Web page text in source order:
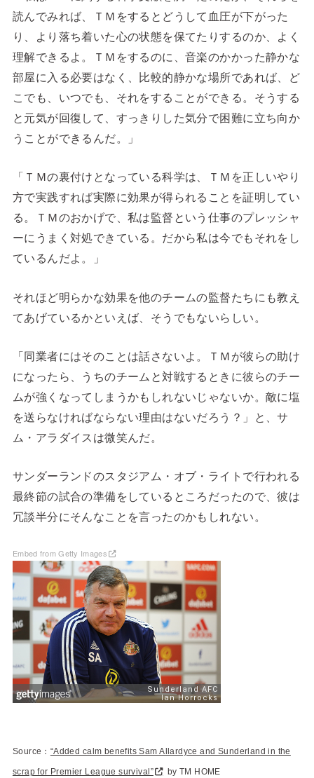
読んでみれば、ＴＭをするとどうして血圧が下がった
り、より落ち着いた心の状態を保てたりするのか、よく
理解できるよ。ＴＭをするのに、音楽のかかった静かな
部屋に入る必要はなく、比較的静かな場所であれば、ど
こでも、いつでも、それをすることができる。そうする
と元気が回復して、すっきりした気分で困難に立ち向か
うことができるんだ。」
「ＴＭの裏付けとなっている科学は、ＴＭを正しいやり
方で実践すれば実際に効果が得られることを証明してい
る。ＴＭのおかげで、私は監督という仕事のプレッシャ
ーにうまく対処できている。だから私は今でもそれをし
ているんだよ。」
それほど明らかな効果を他のチームの監督たちにも教え
てあげているかといえば、そうでもないらしい。
「同業者にはそのことは話さないよ。ＴＭが彼らの助け
になったら、うちのチームと対戦するときに彼らのチー
ムが強くなってしまうかもしれないじゃないか。敵に塩
を送らなければならない理由はないだろう？」と、サ
ム・アラダイスは微笑んだ。
サンダーランドのスタジアム・オブ・ライトで行われる
最終節の試合の準備をしているところだったので、彼は
冗談半分にそんなことを言ったのかもしれない。
Embed from Getty Images
Source： “Added calm benefits Sam Allardyce and Sunderland in the
scrap for Premier League survival” by TM HOME